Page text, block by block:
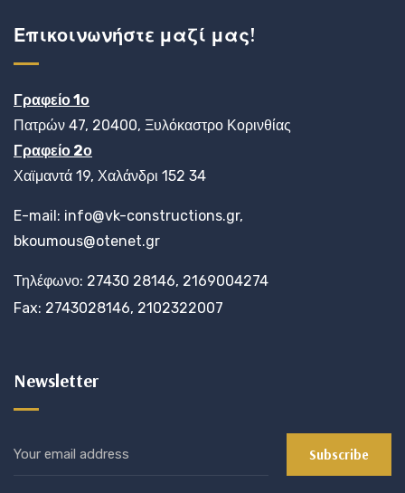
Επικοινωνήστε μαζί μας!
Γραφείο 1ο
Πατρών 47, 20400, Ξυλόκαστρο Κορινθίας
Γραφείο 2ο
Χαϊμαντά 19, Χαλάνδρι 152 34
E-mail: info@vk-constructions.gr,
bkoumous@otenet.gr
Τηλέφωνο: 27430 28146, 2169004274
Fax: 2743028146, 2102322007
Newsletter